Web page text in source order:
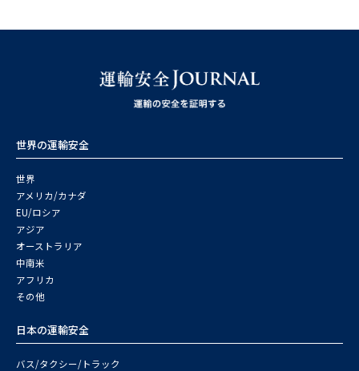
世界の運輸安全
世界
アメリカ/カナダ
EU/ロシア
アジア
オーストラリア
中南米
アフリカ
その他
日本の運輸安全
バス/タクシー/トラック